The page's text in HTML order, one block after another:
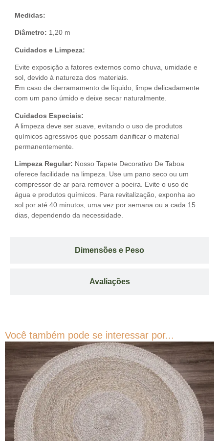
Dimensões e Peso
Avaliações
Medidas:
Diâmetro: 1,20 m
Cuidados e Limpeza:
Evite exposição a fatores externos como chuva, umidade e
sol, devido à natureza dos materiais.
Em caso de derramamento de líquido, limpe delicadamente
com um pano úmido e deixe secar naturalmente.
Cuidados Especiais:
A limpeza deve ser suave, evitando o uso de produtos
químicos agressivos que possam danificar o material
permanentemente.
Limpeza Regular: Nosso Tapete Decorativo De Taboa
oferece facilidade na limpeza. Use um pano seco ou um
compressor de ar para remover a poeira. Evite o uso de
água e produtos químicos. Para revitalização, exponha ao
sol por até 40 minutos, uma vez por semana ou a cada 15
dias, dependendo da necessidade.
Você também pode se interessar por...